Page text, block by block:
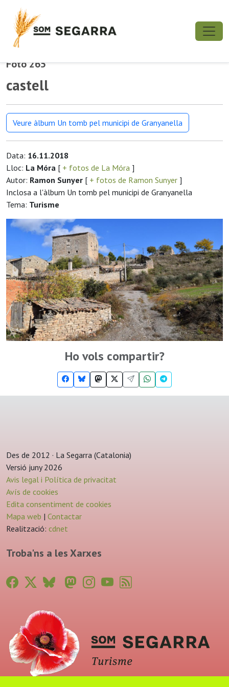
Foto 265
castell
Veure àlbum Un tomb pel municipi de Granyanella
Data: 16.11.2018
Lloc: La Móra [ + fotos de La Móra ]
Autor: Ramon Sunyer [ + fotos de Ramon Sunyer ]
Inclosa a l'àlbum Un tomb pel municipi de Granyanella
Tema: Turisme
Ho vols compartir?
Des de 2012 · La Segarra (Catalonia)
Versió juny 2026
Avis legal i Política de privacitat
Avís de cookies
Edita consentiment de cookies
Mapa web | Contactar
Realització: cdnet
Troba'ns a les Xarxes